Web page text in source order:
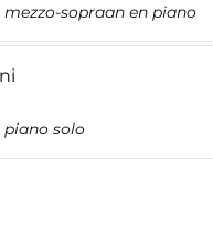
mezzo-sopraan en piano
piano solo